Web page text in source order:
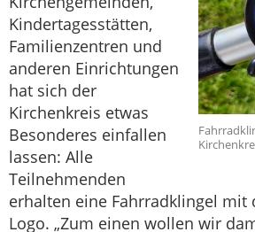
Kindertagesstätten,
Familienzentren und
anderen Einrichtungen
hat sich der
Kirchenkreis etwas
Besonderes einfallen
lassen: Alle
Teilnehmenden
erhalten eine Fahrradklingel mit
Logo. „Zum einen wollen wir